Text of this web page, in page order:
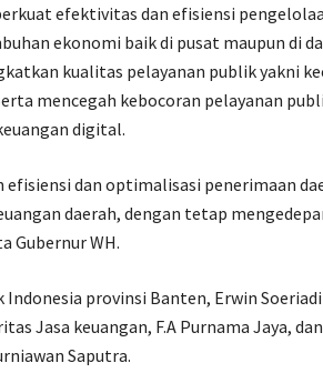
efektivitas dan efisiensi
ekonomi baik di pusat maupun di
kualitas pelayanan publik yakni
mencegah kebocoran pelayanan
digital.
dan optimalisasi penerimaan
daerah, dengan tetap
Gubernur WH.
provinsi Banten, Erwin
Jasa keuangan, F.A Purnama Jaya, dan
Saputra.